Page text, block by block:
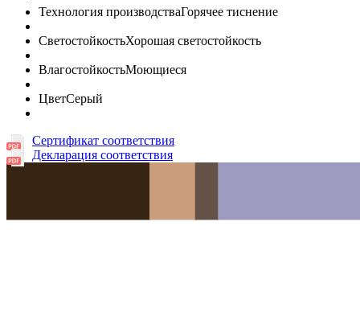
Технология производстваГорячее тиснение
СветостойкостьХорошая светостойкость
ВлагостойкостьМоющиеся
ЦветСерый
Сертификат соответствия
Декларация соответствия